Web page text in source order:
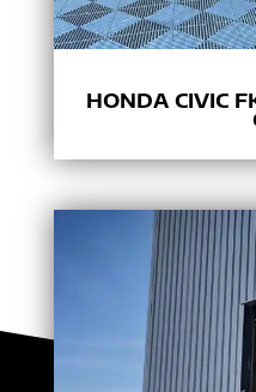
HONDA CIVIC